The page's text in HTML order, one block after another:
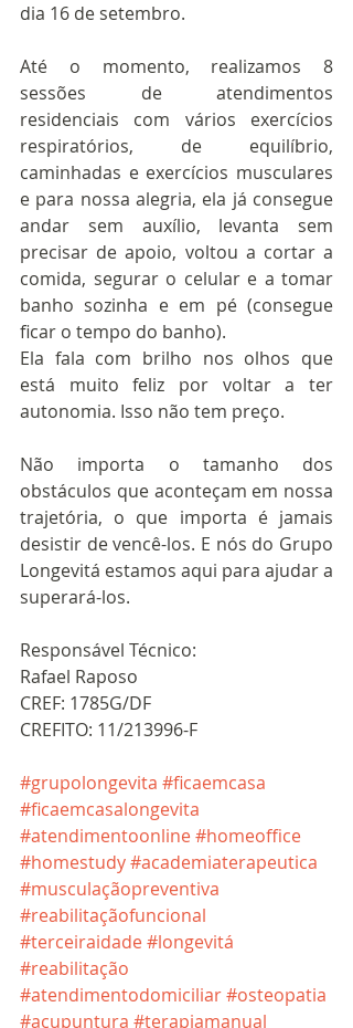
dia 16 de setembro.
Até o momento, realizamos 8
sessões de atendimentos
residenciais com vários exercícios
respiratórios, de equilíbrio,
caminhadas e exercícios musculares
e para nossa alegria, ela já consegue
andar sem auxílio, levanta sem
precisar de apoio, voltou a cortar a
comida, segurar o celular e a tomar
banho sozinha e em pé (consegue
ficar o tempo do banho).
Ela fala com brilho nos olhos que
está muito feliz por voltar a ter
autonomia. Isso não tem preço.
Não importa o tamanho dos
obstáculos que aconteçam em nossa
trajetória, o que importa é jamais
desistir de vencê-los. E nós do Grupo
Longevitá estamos aqui para ajudar a
superará-los.
Responsável Técnico:
Rafael Raposo
CREF: 1785G/DF
CREFITO: 11/213996-F
#grupolongevita #ficaemcasa
#ficaemcasalongevita
#atendimentoonline#homeoffice
#homestudy#academiaterapeutica
#musculaçãopreventiva
#reabilitaçãofuncional
#terceiraidade#longevitá
#reabilitação
#atendimentodomiciliar#osteopatia
#acupuntura #terapiamanual